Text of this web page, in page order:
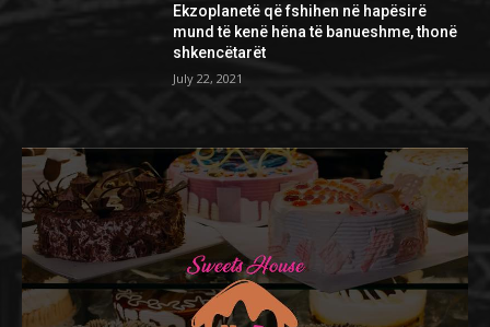
Ekzoplanetë që fshihen në hapësirë
mund të kenë hëna të banueshme, thonë
shkencëtarët
July 22, 2021